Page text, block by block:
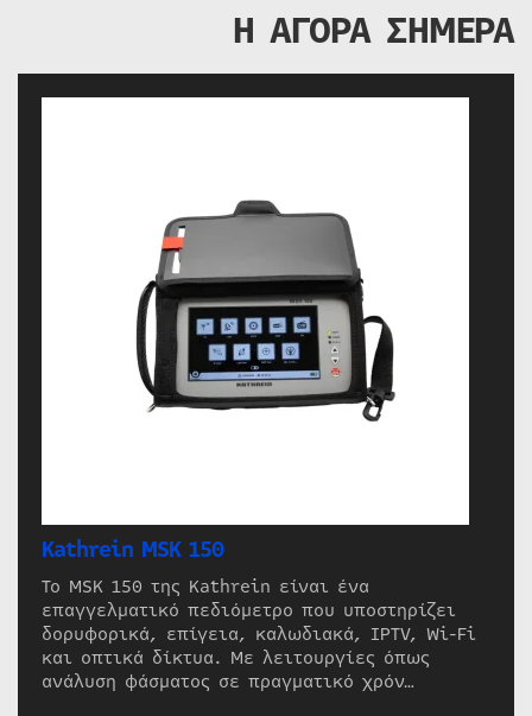
Η ΑΓΟΡΑ ΣΗΜΕΡΑ
Kathrein MSK 150
Το MSK 150 της Kathrein είναι ένα
επαγγελματικό πεδιόμετρο που υποστηρίζει
δορυφορικά, επίγεια, καλωδιακά, IPTV, Wi-Fi
και οπτικά δίκτυα. Με λειτουργίες όπως
ανάλυση φάσματος σε πραγματικό χρόν…